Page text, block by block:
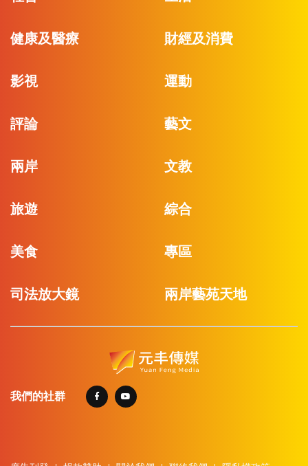
健康及醫療 財經及消費
影視 運動
評論 藝文
兩岸 文教
旅遊 綜合
美食 專區
司法放大鏡 兩岸藝苑天地
我們的社群